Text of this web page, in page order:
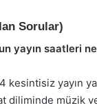
Sorular)
yayın saatleri
kesintisiz yayın
diliminde müzik